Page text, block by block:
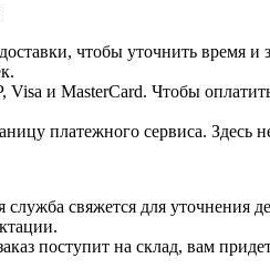
чтобы уточнить время
и MasterCard. Чтобы
платежного сервиса. Здесь
служба свяжется для
поступит на склад, вам